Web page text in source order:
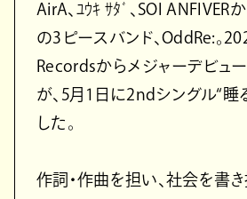
AirA、ﾕｳｷ ｻﾀﾞ、SOI ANFIVER
の3ピースバンド、OddRe:。
Recordsからメジャーデビュ
が、5月1日に2ndシングル“睡
した。
作詞・作曲を担い、社会を書